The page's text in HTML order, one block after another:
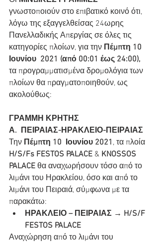
γνωστοποιούν στο επιβατικό κοινό ότι,
λόγω της εξαγγελθείσας 24ωρης
Πανελλαδικής Απεργίας σε όλες τις
κατηγορίες πλοίων, για την Πέμπτη 10
Ιουνίου  2021 (από 00:01 έως 24:00),
τα προγραμματισμένα δρομολόγια των
πλοίων θα πραγματοποιηθούν, ως
ακολούθως:
ΓΡΑΜΜΗ ΚΡΗΤΗΣ
Α.  ΠΕΙΡΑΙΑΣ-ΗΡΑΚΛΕΙΟ-ΠΕΙΡΑΙΑΣ
Την Πέμπτη 10  Ιουνίου 2021 , τα πλοία
H/S/Fs FESTOS PALACE & KNOSSOS
PALACE θα αναχωρήσουν τόσο από το
λιμάνι του Ηρακλείου, όσο και από το
λιμάνι του Πειραιά, σύμφωνα με τα
παρακάτω:
ΗΡΑΚΛΕΙΟ – ΠΕΙΡΑΙΑΣ → H/S/F
FESTOS PALACE
Αναχώρηση από το λιμάνι του